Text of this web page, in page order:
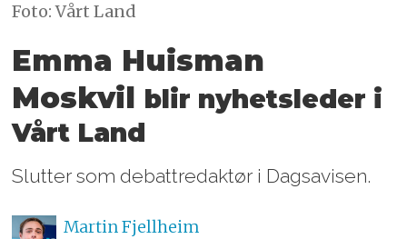
Foto: Vårt Land
Emma Huisman
Moskvil blir nyhetsleder i
Vårt Land
Slutter som debattredaktør i Dagsavisen.
MartinFjellheim